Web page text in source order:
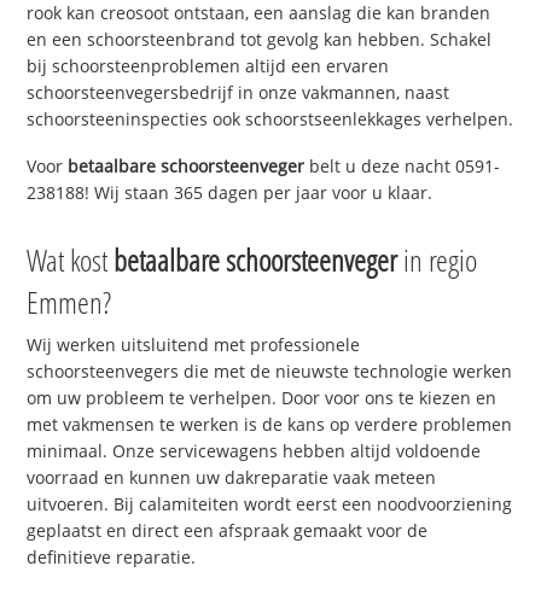
rook kan creosoot ontstaan, een aanslag die kan branden
en een schoorsteenbrand tot gevolg kan hebben. Schakel
bij schoorsteenproblemen altijd een ervaren
schoorsteenvegersbedrijf in onze vakmannen, naast
schoorsteeninspecties ook schoorstseenlekkages verhelpen.
Voor betaalbare schoorsteenveger belt u deze nacht 0591-
238188! Wij staan 365 dagen per jaar voor u klaar.
Wat kostbetaalbare schoorsteenvegerin regio
Emmen?
Wij werken uitsluitend met professionele
schoorsteenvegers die met de nieuwste technologie werken
om uw probleem te verhelpen. Door voor ons te kiezen en
met vakmensen te werken is de kans op verdere problemen
minimaal. Onze servicewagens hebben altijd voldoende
voorraad en kunnen uw dakreparatie vaak meteen
uitvoeren. Bij calamiteiten wordt eerst een noodvoorziening
geplaatst en direct een afspraak gemaakt voor de
definitieve reparatie.